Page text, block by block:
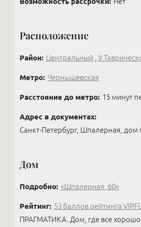
получая огромное наслаждение от
Расположение
Район: Центральный У
Метро: Чернышевская
Расстояние до метро: 15 минут
Адрес в документах:
Санкт-Петербург, Шпалерная, дом
Дом
Подробно: «Шпалерная, 60»
Рейтинг: 53 баллов рейтинга
ПРАГМАТИКА. Дом, где все